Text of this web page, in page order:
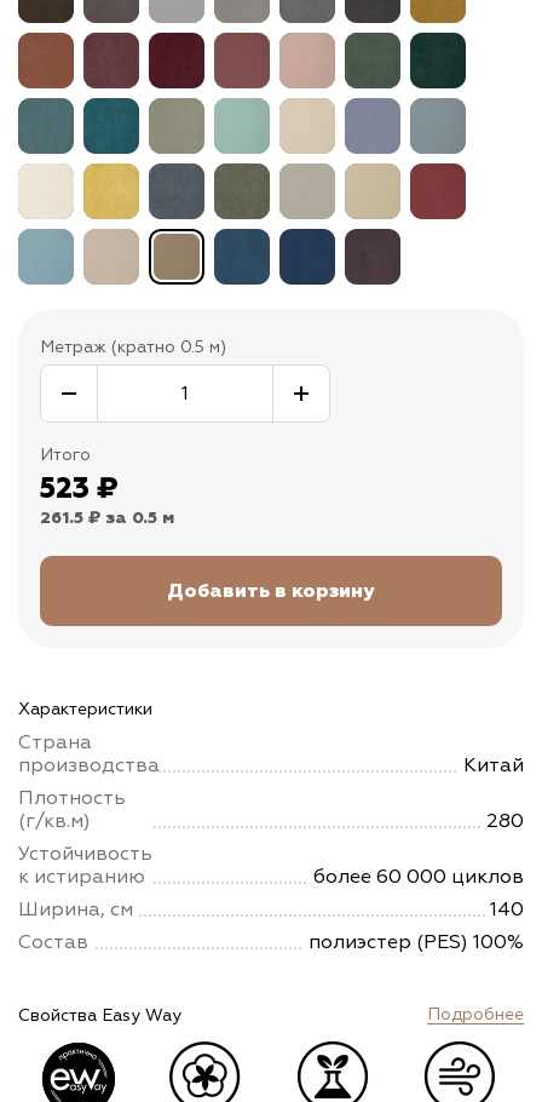
Метраж (кратно 0.5 м)
Итого
523 ₽
261.5 ₽ за 0.5 м
Характеристики
Страна
производства
Китай
Плотность
(г/кв.м)
280
Устойчивость
к истиранию
более 60 000 циклов
Ширина, см
140
Состав
полиэстер (PES) 100%
Свойства Easy Way Подробнее